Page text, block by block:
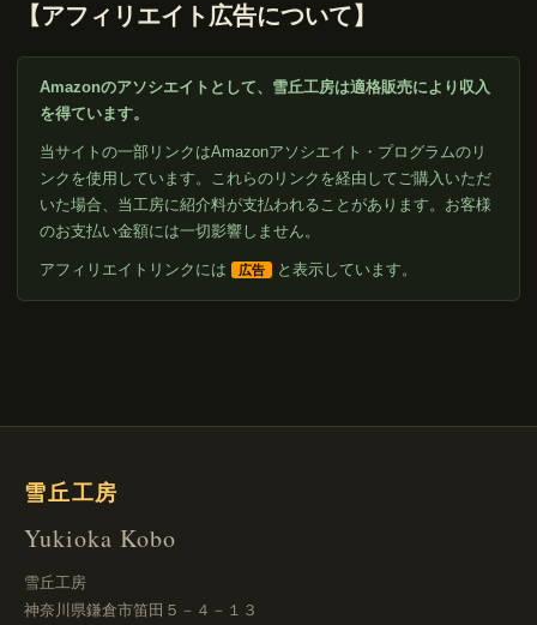
【アフィリエイト広告について】
Amazonのアソシエイトとして、雪丘工房は適格販売により収入
を得ています。
当サイトの一部リンクはAmazonアソシエイト・プログラムのリ
ンクを使用しています。これらのリンクを経由してご購入いただ
いた場合、当工房に紹介料が支払われることがあります。お客様
のお支払い金額には一切影響しません。
アフィリエイトリンクには 広告 と表示しています。
雪丘工房
Yukioka Kobo
雪丘工房
神奈川県鎌倉市笛田５－４－１３